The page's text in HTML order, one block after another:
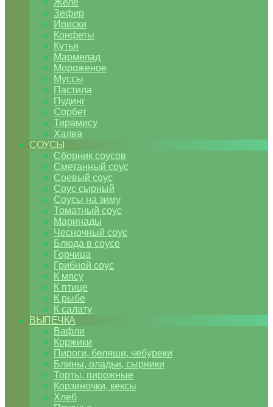
Желе
Зефир
Ириски
Конфеты
Кутья
Мармелад
Мороженое
Муссы
Пастила
Пудинг
Сорбет
Тирамису
Халва
СОУСЫ
Сборник соусов
Сметанный соус
Соевый соус
Соус сырный
Соусы на зиму
Томатный соус
Маринады
Чесночный соус
Блюда в соусе
Горчица
Грибной соус
К мясу
К птице
К рыбе
К салату
ВЫПЕЧКА
Вафли
Коржики
Пироги, беляши, чебуреки
Блины, оладьи, сырники
Торты, пирожные
Корзиночки, кексы
Хлеб